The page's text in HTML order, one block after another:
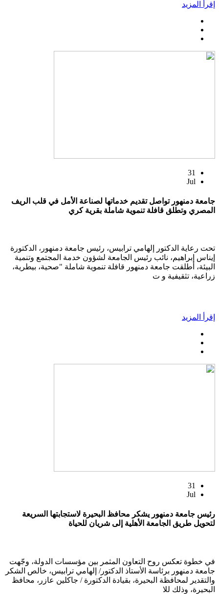
إقرأ المزيد
31
Jul
جامعة دمنهور تواصل تقديم خدماتها لصناعة الأمل في قلب الريف
المصري وتطلق قافلة تنموية شاملة بقرية كري
تحت رعاية الدكتور إلهامي ترابيس، رئيس جامعة دمنهور، الدكتورة
إيناس إبراهيم، نائب رئيس الجامعة لشؤون خدمة المجتمع وتنمية
البيئة، أطلقت جامعة دمنهور قافلة تنموية شاملة "صحية، بيطرية،
زراعية، تثقيفية و ت
إقرأ المزيد
31
Jul
رئيس جامعة دمنهور يشكر محافظ البحيرة لاستجابتها السريعة
لتحويل طريق الجامعة الأهلية إلى شريان للحياة
في خطوة تعكس روح التعاون المثمر بين مؤسسات الدولة، وجّهت
جامعة دمنهور برئاسة الأستاذ الدكتور/ إلهامي ترابيس، خالص الشكر
والتقدير لمحافظة البحيرة، بقيادة الدكتورة / جاكلين عازر، محافظ
البحيرة، وذلك للا